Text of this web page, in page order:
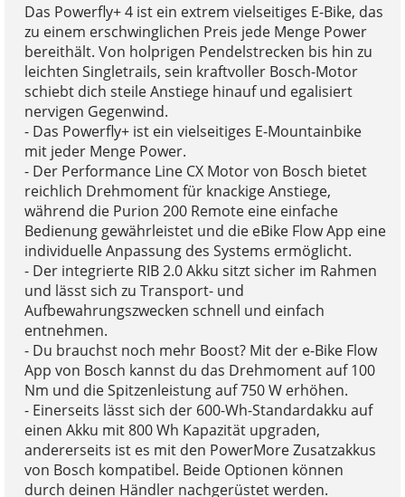
Das Powerfly+ 4 ist ein extrem vielseitiges E-Bike, das
zu einem erschwinglichen Preis jede Menge Power
bereithält. Von holprigen Pendelstrecken bis hin zu
leichten Singletrails, sein kraftvoller Bosch-Motor
schiebt dich steile Anstiege hinauf und egalisiert
nervigen Gegenwind.
- Das Powerfly+ ist ein vielseitiges E-Mountainbike
mit jeder Menge Power.
- Der Performance Line CX Motor von Bosch bietet
reichlich Drehmoment für knackige Anstiege,
während die Purion 200 Remote eine einfache
Bedienung gewährleistet und die eBike Flow App eine
individuelle Anpassung des Systems ermöglicht.
- Der integrierte RIB 2.0 Akku sitzt sicher im Rahmen
und lässt sich zu Transport- und
Aufbewahrungszwecken schnell und einfach
entnehmen.
- Du brauchst noch mehr Boost? Mit der e-Bike Flow
App von Bosch kannst du das Drehmoment auf 100
Nm und die Spitzenleistung auf 750 W erhöhen.
- Einerseits lässt sich der 600-Wh-Standardakku auf
einen Akku mit 800 Wh Kapazität upgraden,
andererseits ist es mit den PowerMore Zusatzakkus
von Bosch kompatibel. Beide Optionen können
durch deinen Händler nachgerüstet werden.